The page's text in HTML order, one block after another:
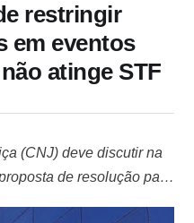
restringir
em eventos
atinge STF
(CNJ) deve discutir na
de resolução para